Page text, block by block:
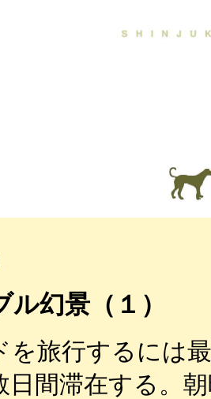
ル幻景（１）
を旅行するには
日間滞在する。